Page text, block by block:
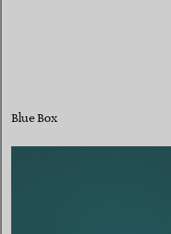
Blue Box